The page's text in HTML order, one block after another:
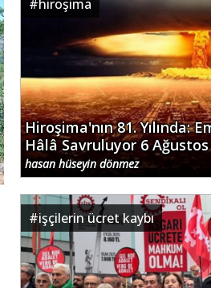
#hiroşima
Hiroşima'nın 81. Yılında:
Hâlâ Savruluyor 6 Ağustos
hasan hüseyin dönmez
#işçilerin ücret kaybı